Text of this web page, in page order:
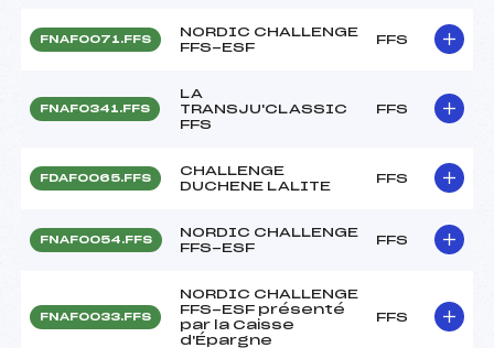
FNAF0071.FFS
NORDIC CHALLENGE
FFS-ESF
FFS
FNAF0341.FFS
LA
TRANSJU'CLASSIC
FFS
FFS
FDAF0065.FFS
CHALLENGE
DUCHENE LALITE
FFS
FNAF0054.FFS
NORDIC CHALLENGE
FFS-ESF
FFS
FNAF0033.FFS
NORDIC CHALLENGE
FFS-ESF présenté
par la Caisse
d'Épargne
FFS